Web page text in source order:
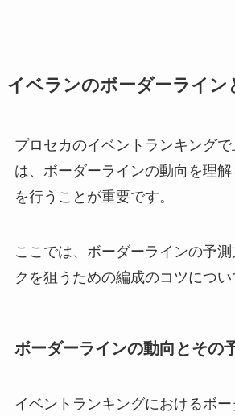
イベランのボーダーライン
プロセカのイベントランキング
は、ボーダーラインの動向を理
を行うことが重要です。
ここでは、ボーダーラインの予
クを狙うための編成のコツについ
ボーダーラインの動向とその
イベントランキングにおけるボー